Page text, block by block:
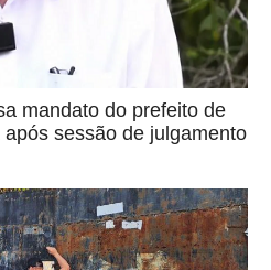
mandato do prefeito de
sessão de julgamento